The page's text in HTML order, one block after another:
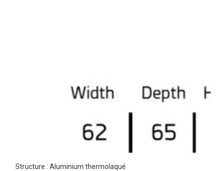
Structure : Aluminium thermolaqué